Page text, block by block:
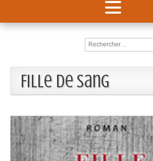
Rechercher :
Fille de sang